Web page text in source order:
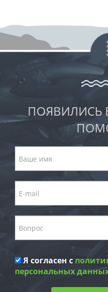
ПОЯВИЛИСЬ
Я согласен с
персональных